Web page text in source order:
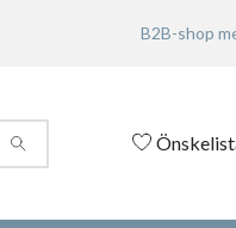
B2B-shop